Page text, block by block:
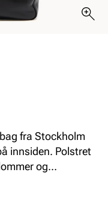
fra Stockholm
innsiden. Polstret
og
har praktiske og